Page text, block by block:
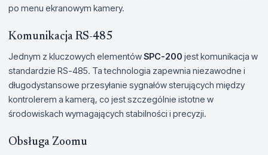
po menu ekranowym kamery.
Komunikacja RS-485
Jednym z kluczowych elementówSPC-200 jest komunikacja w
standardzie RS-485. Ta technologia zapewnia niezawodne i
długodystansowe przesyłanie sygnałów sterujących między
kontrolerem a kamerą, co jest szczególnie istotne w
środowiskach wymagających stabilności i precyzji.
Obsługa Zoomu